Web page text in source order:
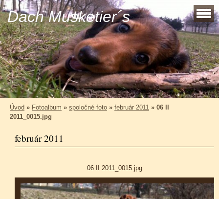
Dach Musketier´s
Úvod » Fotoalbum » spoločné foto » február 2011 » 06 II
2011_0015.jpg
február 2011
06 II 2011_0015.jpg